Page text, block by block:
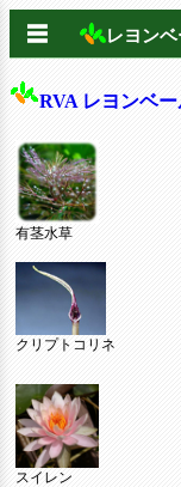
☰ レヨン
RVA レヨンベ
有茎水草
クリプトコリネ
スイレン